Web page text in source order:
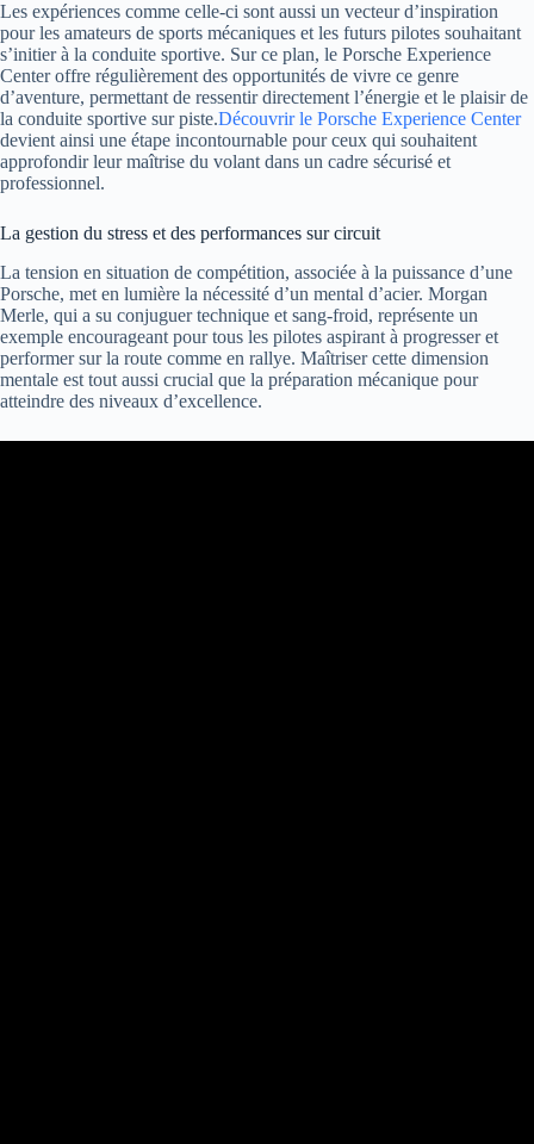
Les expériences comme celle-ci sont aussi un vecteur d’inspiration
pour les amateurs de sports mécaniques et les futurs pilotes souhaitant
s’initier à la conduite sportive. Sur ce plan, le Porsche Experience
Center offre régulièrement des opportunités de vivre ce genre
d’aventure, permettant de ressentir directement l’énergie et le plaisir de
la conduite sportive sur piste.Découvrir le Porsche Experience Center
devient ainsi une étape incontournable pour ceux qui souhaitent
approfondir leur maîtrise du volant dans un cadre sécurisé et
professionnel.
La gestion du stress et des performances sur circuit
La tension en situation de compétition, associée à la puissance d’une
Porsche, met en lumière la nécessité d’un mental d’acier. Morgan
Merle, qui a su conjuguer technique et sang-froid, représente un
exemple encourageant pour tous les pilotes aspirant à progresser et
performer sur la route comme en rallye. Maîtriser cette dimension
mentale est tout aussi crucial que la préparation mécanique pour
atteindre des niveaux d’excellence.